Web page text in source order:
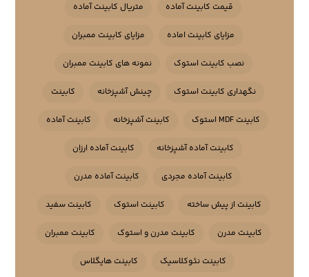
قیمت کابینت آماده متریال کابینت آماده
مزایای کابینت اماده مزایای کابینت ممبران
نصب کابینت استوک نمونه های کابینت ممبران
نگهداری کابینت استوک چینش آشپزخانه کابینت
کابینت MDF استوک کابینت آشپزخانه کابینت آماده
کابینت آماده آشپزخانه کابینت آماده ارزان
کابینت آماده مجردی کابینت آماده مدرن
کابینت از پیش ساخته کابینت استوک کابینت سفید
کابینت مدرن کابینت مدرن و استوک کابینت ممبران
کابینت نئوکلاسیک کابینت هایگلاس